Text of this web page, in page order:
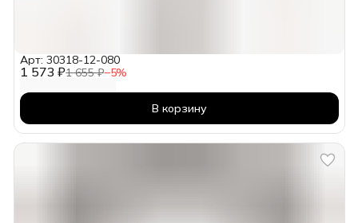
1 573 ₽1 655 ₽−5%
Арт: 30318-12-080
В корзину